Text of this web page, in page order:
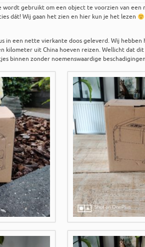
wordt gebruikt om een object te voorzien van een
dát! Wij gaan het zien en hier kun je het lezen
in een nette vierkante doos geleverd. Wij hebben
kilometer uit China hoeven reizen. Wellicht dat
binnen zonder noemenswaardige